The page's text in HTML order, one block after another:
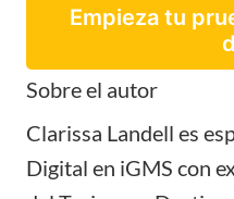
Empieza tu
Sobre el autor
Clarissa Landell es
Digital en iGMS con